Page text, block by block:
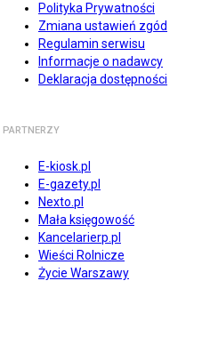
Polityka Prywatności
Zmiana ustawień zgód
Regulamin serwisu
Informacje o nadawcy
Deklaracja dostępności
PARTNERZY
E-kiosk.pl
E-gazety.pl
Nexto.pl
Mała księgowość
Kancelarierp.pl
Wieści Rolnicze
Życie Warszawy